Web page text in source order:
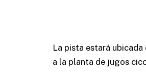
La pista estará
a la planta de jugos